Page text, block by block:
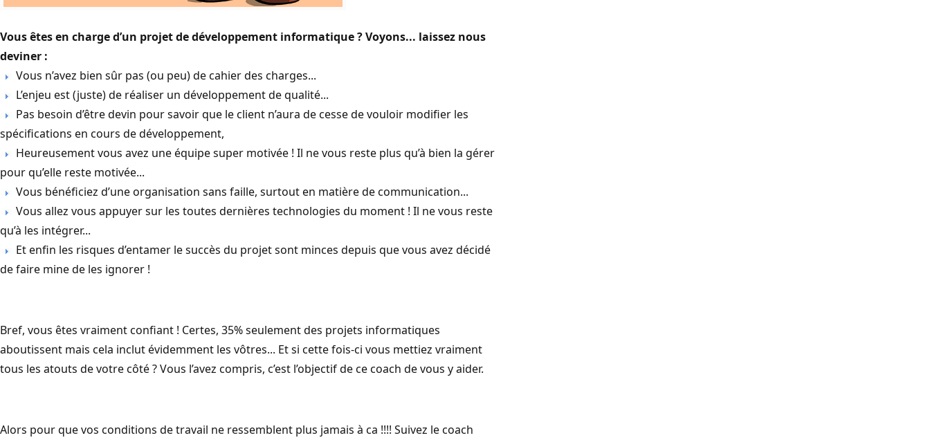
Vous êtes en charge d’un projet de développement informatique ? Voyons... laissez nous
deviner :
Vous n’avez bien sûr pas (ou peu) de cahier des charges...
L’enjeu est (juste) de réaliser un développement de qualité...
Pas besoin d’être devin pour savoir que le client n’aura de cesse de vouloir modifier les
spécifications en cours de développement,
Heureusement vous avez une équipe super motivée ! Il ne vous reste plus qu’à bien la gérer
pour qu’elle reste motivée...
Vous bénéficiez d’une organisation sans faille, surtout en matière de communication...
Vous allez vous appuyer sur les toutes dernières technologies du moment ! Il ne vous reste
qu’à les intégrer...
Et enfin les risques d’entamer le succès du projet sont minces depuis que vous avez décidé
de faire mine de les ignorer !
Bref, vous êtes vraiment confiant ! Certes, 35% seulement des projets informatiques
aboutissent mais cela inclut évidemment les vôtres... Et si cette fois-ci vous mettiez vraiment
tous les atouts de votre côté ? Vous l’avez compris, c’est l’objectif de ce coach de vous y aider.
Alors pour que vos conditions de travail ne ressemblent plus jamais à ca !!!! Suivez le coach